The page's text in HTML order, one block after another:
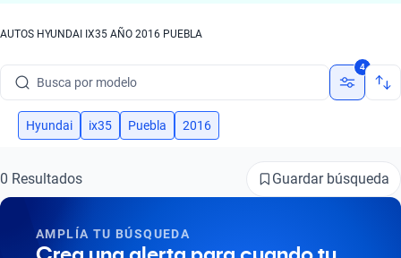
AUTOS HYUNDAI IX35 AÑO 2016 PUEBLA
Busca por modelo
Busca por versión
Busca por marca
Busca por modelo
4
Hyundai ix35 Puebla 2016
0 Resultados Guardar búsqueda
AMPLÍA TU BÚSQUEDA